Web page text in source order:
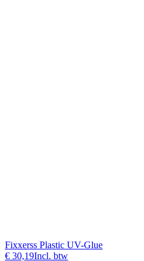
Fixxerss Plastic UV-Glue
€ 30,19Incl. btw